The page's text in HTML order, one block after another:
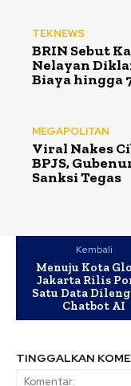
TEKNEWS
BRIN Sebut
Nelayan
Biaya hingga
MEGAPOLITAN
Viral Nakes
BPJS,
Sanksi Tegas
Kembali
Menuju Kota
Jakarta Rilis
Satu Data
Chatbot AI
TINGGALKAN